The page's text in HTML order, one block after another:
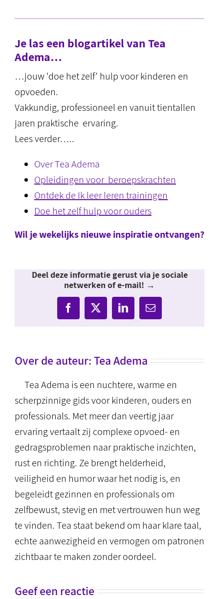
Je las een blogartikel van Tea
Adema…
…jouw ‘doe het zelf’ hulp voor kinderen en
opvoeden.
Vakkundig, professioneel en vanuit tientallen
jaren praktische ervaring.
Lees verder…..
Over Tea Adema
Opleidingen voor beroepskrachten
Ontdek de Ik leer leren trainingen
Doe het zelf hulp voor ouders
Wil je wekelijks nieuwe inspiratie ontvangen?
Deel deze informatie gerust via je sociale
netwerken of e-mail! →
Facebook
X LinkedIn
E-
mail
Over de auteur:Tea Adema
Tea Adema is een nuchtere, warme en
scherpzinnige gids voor kinderen, ouders en
professionals. Met meer dan veertig jaar
ervaring vertaalt zij complexe opvoed- en
gedragsproblemen naar praktische inzichten,
rust en richting. Ze brengt helderheid,
veiligheid en humor waar het nodig is, en
begeleidt gezinnen en professionals om
zelfbewust, stevig en met vertrouwen hun weg
te vinden. Tea staat bekend om haar klare taal,
echte aanwezigheid en vermogen om patronen
zichtbaar te maken zonder oordeel.
Geef een reactie